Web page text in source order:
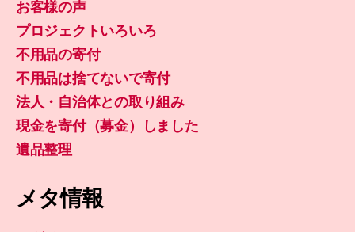
お客様の声
プロジェクトいろいろ
不用品の寄付
不用品は捨てないで寄付
法人・自治体との取り組み
現金を寄付（募金）しました
遺品整理
メタ情報